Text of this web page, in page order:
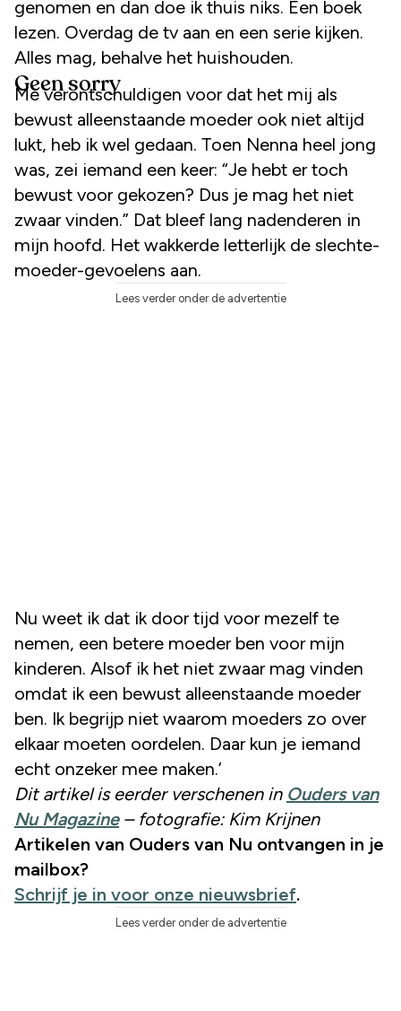
genomen en dan doe ik thuis niks. Een boek
lezen. Overdag de tv aan en een serie kijken.
Alles mag, behalve het huishouden.
Geen sorry
Me verontschuldigen voor dat het mij als
bewust alleenstaande moeder ook niet altijd
lukt, heb ik wel gedaan. Toen Nenna heel jong
was, zei iemand een keer: “Je hebt er toch
bewust voor gekozen? Dus je mag het niet
zwaar vinden.” Dat bleef lang nadenderen in
mijn hoofd. Het wakkerde letterlijk de slechte-
moeder-gevoelens aan.
Lees verder onder de advertentie
Nu weet ik dat ik door tijd voor mezelf te
nemen, een betere moeder ben voor mijn
kinderen. Alsof ik het niet zwaar mag vinden
omdat ik een bewust alleenstaande moeder
ben. Ik begrijp niet waarom moeders zo over
elkaar moeten oordelen. Daar kun je iemand
echt onzeker mee maken.’
Dit artikel is eerder verschenen in Ouders van
Nu Magazine– fotografie: Kim Krijnen
Artikelen van Ouders van Nu ontvangen in je
mailbox?
Schrijf je in voor onze nieuwsbrief.
Lees verder onder de advertentie